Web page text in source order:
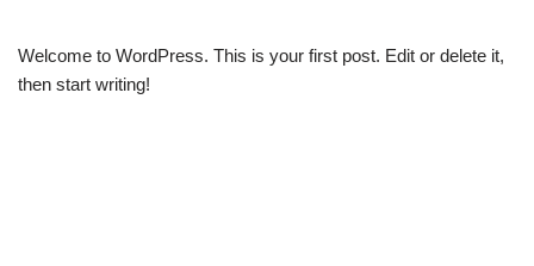
Welcome to WordPress. This is your first post. Edit or delete it,
then start writing!